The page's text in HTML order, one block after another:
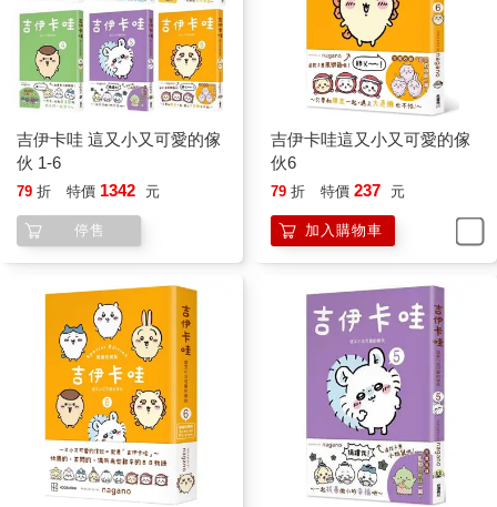
吉伊卡哇 這又小又可愛的傢
伙 1-6
79 折 特價 1342 元
停售
吉伊卡哇這又小又可愛的傢
伙6
79 折 特價 237 元
加入購物車